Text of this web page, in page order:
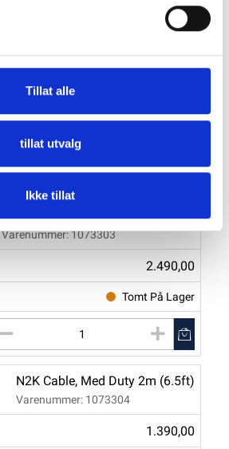
Tillat alle
tillat utvalg
Ikke tillat
Varenummer: 1073302
N2K Cable, Med Duty 20m (66.6ft)
Varenummer: 1073303
2.490,00
Tomt På Lager
N2K Cable, Med Duty 2m (6.5ft)
Varenummer: 1073304
1.390,00